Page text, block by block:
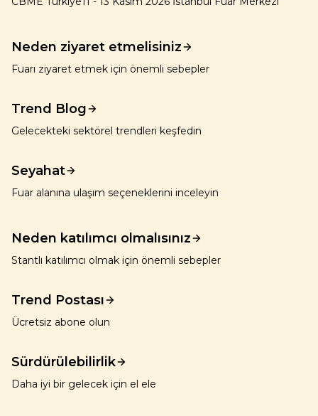
Neden ziyaret etmelisiniz
Fuarı ziyaret etmek için önemli sebepler
Trend Blog
Gelecekteki sektörel trendleri keşfedin
Seyahat
Fuar alanına ulaşım seçeneklerini inceleyin
Neden katılımcı olmalısınız
Stantlı katılımcı olmak için önemli sebepler
Trend Postası
Ücretsiz abone olun
Sürdürülebilirlik
Daha iyi bir gelecek için el ele